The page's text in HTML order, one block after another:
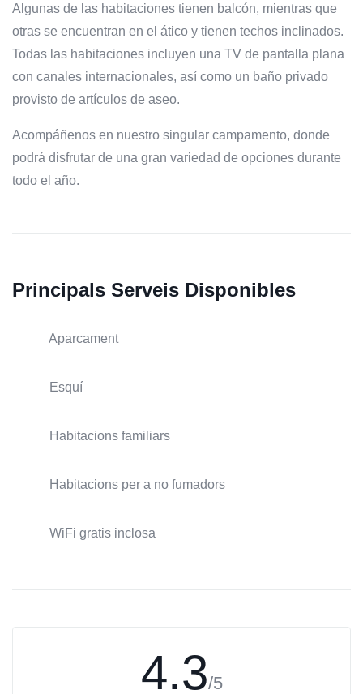
Algunas de las habitaciones tienen balcón, mientras que
otras se encuentran en el ático y tienen techos inclinados.
Todas las habitaciones incluyen una TV de pantalla plana
con canales internacionales, así como un baño privado
provisto de artículos de aseo.
Acompáñenos en nuestro singular campamento, donde
podrá disfrutar de una gran variedad de opciones durante
todo el año.
Principals Serveis Disponibles
Aparcament
Esquí
Habitacions familiars
Habitacions per a no fumadors
WiFi gratis inclosa
4.3/5